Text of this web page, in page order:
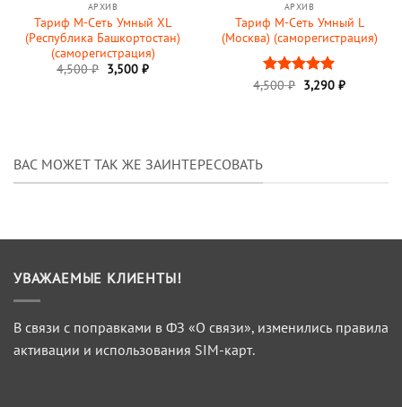
АРХИВ
Тариф М-Сеть Умный XL
(Республика Башкортостан)
(саморегистрация)
4,500₽ Первоначальная
цена
3,500 ₽Текущая
АРХИВ
Тариф М-Сеть Умный L
(Москва) (саморегистрация)
Оценка5
4,500₽ Первоначальная
цена
3,290 ₽Текущая
ВАС МОЖЕТ ТАК ЖЕ ЗАИНТЕРЕСОВАТЬ
УВАЖАЕМЫЕ КЛИЕНТЫ!
В связи с поправками в ФЗ «О связи», изменились правила
активации и использования SIM-карт.